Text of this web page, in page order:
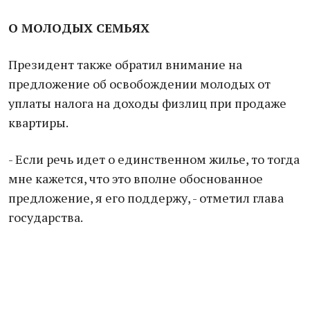
О МОЛОДЫХ СЕМЬЯХ
Президент также обратил внимание на
предложение об освобождении молодых от
уплаты налога на доходы физлиц при продаже
квартиры.
- Если речь идет о единственном жилье, то тогда
мне кажется, что это вполне обоснованное
предложение, я его поддержу, - отметил глава
государства.